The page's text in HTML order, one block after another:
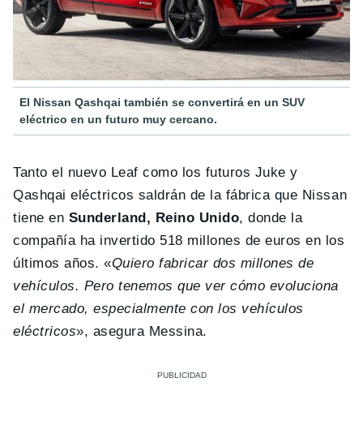
El Nissan Qashqai también se convertirá en un SUV
eléctrico en un futuro muy cercano.
Tanto el nuevo Leaf como los futuros Juke y
Qashqai eléctricos saldrán de la fábrica que Nissan
tiene en Sunderland, Reino Unido, donde la
compañía ha invertido 518 millones de euros en los
últimos años. «Quiero fabricar dos millones de
vehículos. Pero tenemos que ver cómo evoluciona
el mercado, especialmente con los vehículos
eléctricos», asegura Messina.